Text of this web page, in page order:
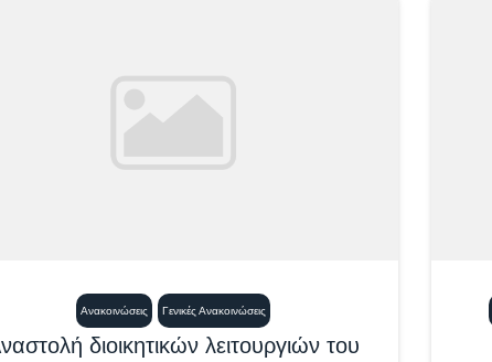
Ανακοινώσεις Γενικές Ανακοινώσεις
διοικητικών λειτουργιών του